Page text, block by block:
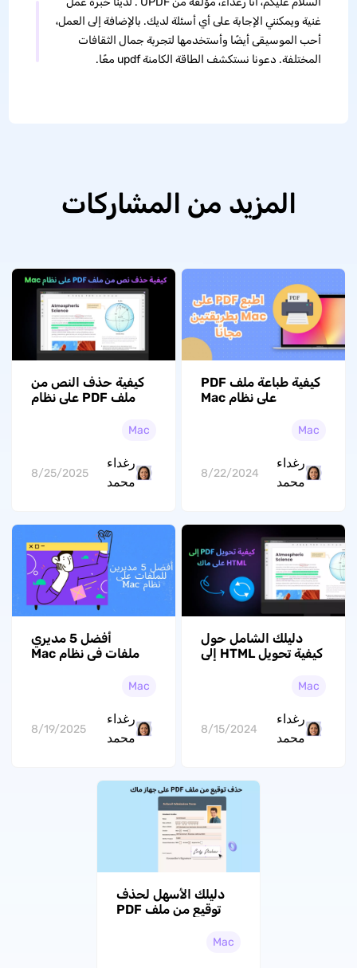
غنية ويمكنني الإجابة على أي أسئلة لديك. بالإضافة إلى العمل،
أحب الموسيقى أيضًا وأستخدمها لتجربة جمال الثقافات
المختلفة. دعونا نستكشف الطاقة الكامنة updf معًا.
المزيد من المشاركات
كيفية طباعة ملف PDF
على نظام Mac
Mac
رغداء
محمد
8/22/2024
كيفية حذف النص من
ملف PDF على نظام
Mac
رغداء
محمد
8/25/2025
دليلك الشامل حول
كيفية تحويل HTML إلى
Mac
رغداء
محمد
8/15/2024
أفضل 5 مديري
ملفات في نظام Mac
Mac
رغداء
محمد
8/19/2025
دليلك الأسهل لحذف
توقيع من ملف PDF
Mac